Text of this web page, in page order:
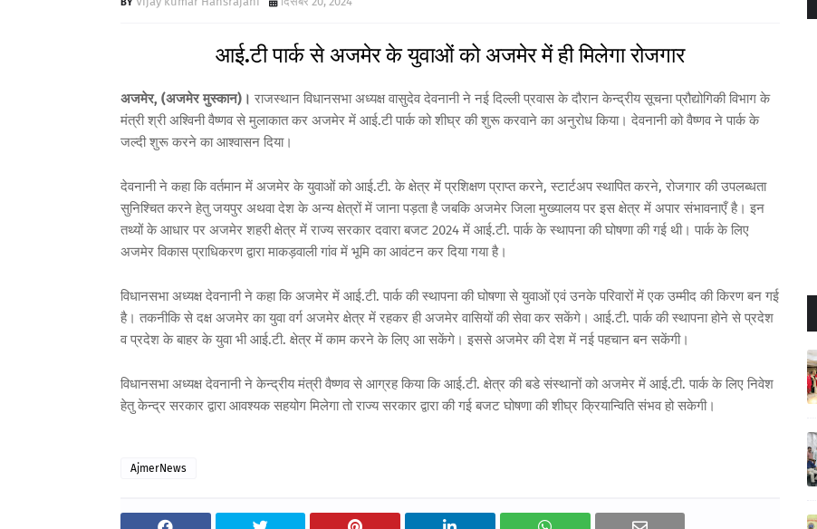
आई.टी पार्क से अजमेर के युवाओं को अजमेर में ही मिलेगा रोजगार
अजमेर, (अजमेर मुस्कान)। राजस्थान विधानसभा अध्यक्ष वासुदेव देवनानी ने नई दिल्ली प्रवास के दौरान केन्द्रीय सूचना प्रौद्योगिकी विभाग के
मंत्री श्री अश्विनी वैष्णव से मुलाकात कर अजमेर में आई.टी पार्क को शीघ्र की शुरू करवाने का अनुरोध किया। देवनानी को वैष्णव ने पार्क के
जल्दी शुरू करने का आश्वासन दिया।
देवनानी ने कहा कि वर्तमान में अजमेर के युवाओं को आई.टी. के क्षेत्र में प्रशिक्षण प्राप्त करने, स्टार्टअप स्थापित करने, रोजगार की उपलब्धता
सुनिश्चित करने हेतु जयपुर अथवा देश के अन्य क्षेत्रों में जाना पड़ता है जबकि अजमेर जिला मुख्यालय पर इस क्षेत्र में अपार संभावनाएँ है। इन
तथ्यों के आधार पर अजमेर शहरी क्षेत्र में राज्य सरकार दवारा बजट 2024 में आई.टी. पार्क के स्थापना की घोषणा की गई थी। पार्क के लिए
अजमेर विकास प्राधिकरण द्वारा माकड़वाली गांव में भूमि का आवंटन कर दिया गया है।
विधानसभा अध्यक्ष देवनानी ने कहा कि अजमेर में आई.टी. पार्क की स्थापना की घोषणा से युवाओं एवं उनके परिवारों में एक उम्मीद की किरण बन गई
है। तकनीकि से दक्ष अजमेर का युवा वर्ग अजमेर क्षेत्र में रहकर ही अजमेर वासियों की सेवा कर सकेंगे। आई.टी. पार्क की स्थापना होने से प्रदेश
व प्रदेश के बाहर के युवा भी आई.टी. क्षेत्र में काम करने के लिए आ सकेंगे। इससे अजमेर की देश में नई पहचान बन सकेंगी।
विधानसभा अध्यक्ष देवनानी ने केन्द्रीय मंत्री वैष्णव से आग्रह किया कि आई.टी. क्षेत्र की बडे संस्थानों को अजमेर में आई.टी. पार्क के लिए निवेश
हेतु केन्द्र सरकार द्वारा आवश्यक सहयोग मिलेगा तो राज्य सरकार द्वारा की गई बजट घोषणा की शीघ्र क्रियान्विति संभव हो सकेगी।
AjmerNews